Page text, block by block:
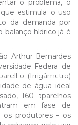
o problema, o
estimula o uso
da demanda por
balanço hídrico já é
Arthur Bernardes
Federal de
(Irrigâmetro)
de água ideal
160 aparelhos
em fase de
os produtores – os